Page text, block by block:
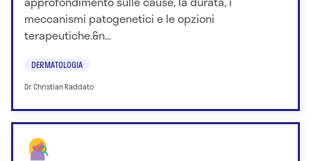
meccanismi patogenetici e le opzioni
terapeutiche.&n...
DERMATOLOGIA
Dr. Christian Raddato